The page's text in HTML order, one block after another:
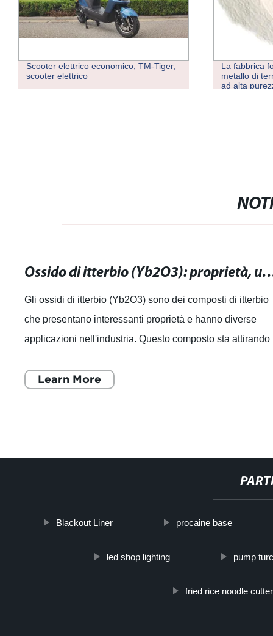
Scooter elettrico economico, TM-Tiger,
scooter elettrico
La fabbrica
metallo di
ad alta
Ossido di itterbio (Yb2O3): proprietà, usi e
Gli ossidi di itterbio (Yb2O3) sono dei composti di itterbio
che presentano interessanti proprietà e hanno diverse
applicazioni nell'industria. Questo composto sta attirando
Learn More
Blackout Liner procaine base
led shop lighting pump
fried rice noodle